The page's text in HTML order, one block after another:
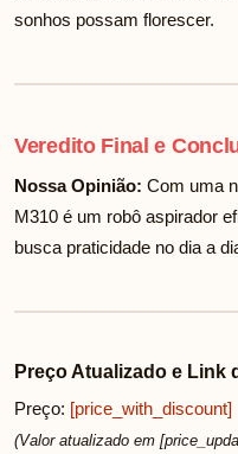
sonhos possam florescer.
Veredito Final e
Nossa Opinião: Com uma
M310 é um robô aspirador
busca praticidade no dia a
Preço Atualizado e Link
Preço: [price_with_discount]
(Valor atualizado em